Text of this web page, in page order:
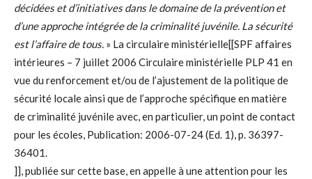
décidées et d’initiatives dans le domaine de la prévention et
d’une approche intégrée de la criminalité juvénile. La sécurité
est l’affaire de tous. » La circulaire ministérielle[[SPF affaires
intérieures – 7 juillet 2006 Circulaire ministérielle PLP 41 en
vue du renforcement et/ou de l’ajustement de la politique de
sécurité locale ainsi que de l’approche spécifique en matière
de criminalité juvénile avec, en particulier, un point de contact
pour les écoles, Publication: 2006-07-24 (Ed. 1), p. 36397-
36401.
]], publiée sur cette base, en appelle à une attention pour les